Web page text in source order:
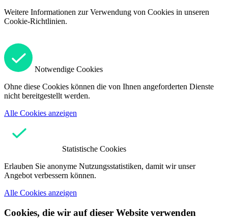
Weitere Informationen zur Verwendung von Cookies in unseren
Cookie-Richtlinien.
Notwendige Cookies
Ohne diese Cookies können die von Ihnen angeforderten Dienste
nicht bereitgestellt werden.
Alle Cookies anzeigen
Statistische Cookies
Erlauben Sie anonyme Nutzungsstatistiken, damit wir unser
Angebot verbessern können.
Alle Cookies anzeigen
Cookies, die wir auf dieser Website verwenden